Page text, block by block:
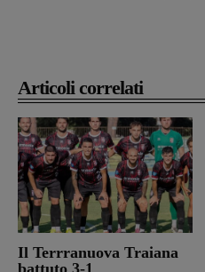
Articoli correlati
Il Terrranuova Traiana
battuto 3-1